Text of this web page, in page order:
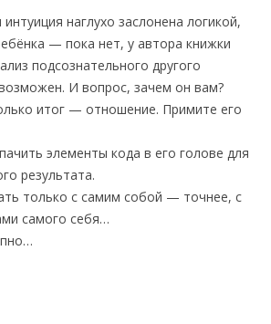
наглухо заслонена логикой,
— пока нет, у автора книжки
подсознательного другого
И вопрос, зачем он вам?
итог — отношение. Примите его
элементы кода в его голове для
результата.
только с самим собой — точнее, с
самого себя…